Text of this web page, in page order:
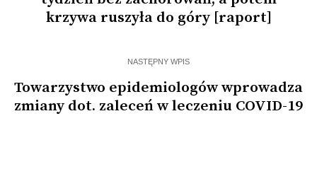
krzywa ruszyła do góry [raport]
NASTĘPNY WPIS
Towarzystwo epidemiologów wprowadza
zmiany dot. zaleceń w leczeniu COVID-19